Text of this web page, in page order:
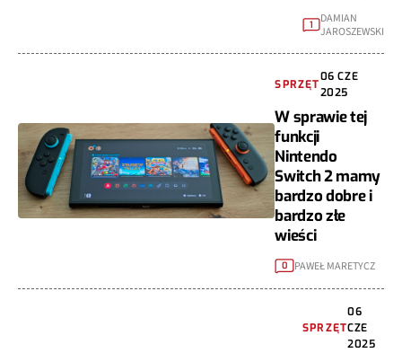
1
DAMIAN
JAROSZEWSKI
SPRZĘT
06 CZE
2025
W sprawie tej
funkcji
Nintendo
Switch 2 mamy
bardzo dobre i
bardzo złe
wieści
0 PAWEŁ MARETYCZ
SPRZĘT
06
CZE
2025